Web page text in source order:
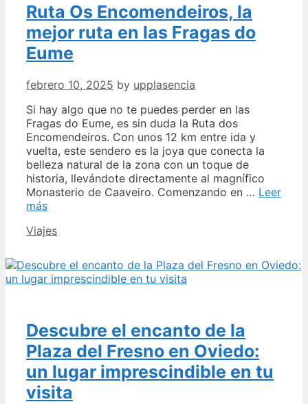
Ruta Os Encomendeiros, la
mejor ruta en las Fragas do
Eume
febrero 10, 2025 by upplasencia
Si hay algo que no te puedes perder en las
Fragas do Eume, es sin duda la Ruta dos
Encomendeiros. Con unos 12 km entre ida y
vuelta, este sendero es la joya que conecta la
belleza natural de la zona con un toque de
historia, llevándote directamente al magnífico
Monasterio de Caaveiro. Comenzando en … Leer
másRuta
Encomendeiros,
mejor
ruta
en
do
Eume
Categories
Viajes
Descubre el encanto de la
Plaza del Fresno en Oviedo:
un lugar imprescindible en tu
visita